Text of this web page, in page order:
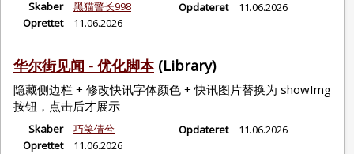
Skaber
黑猫警长998
Oprettet
11.06.2026
Opdateret 11.06.2026
华尔街见闻 - 优化脚本 (Library)
隐藏侧边栏 + 修改快讯字体颜色 + 快讯图片替换为 showImg
按钮，点击后才展示
Skaber
巧笑倩兮
Oprettet
11.06.2026
Opdateret 11.06.2026